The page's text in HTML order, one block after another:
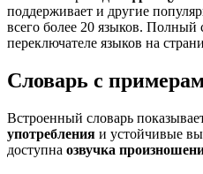
поддерживает и другие
всего более 20 языков. Полный
переключателе языков на
Словарь с
Встроенный словарь
употребления и устойчивые
доступна озвучка